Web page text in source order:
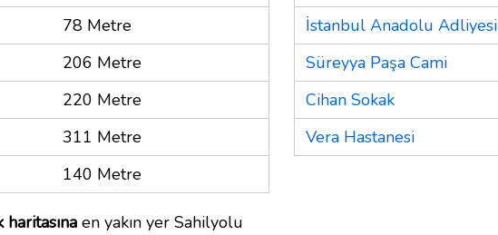
78 Metre
206 Metre
220 Metre
311 Metre
140 Metre
en yakın yer Sahilyolu
İstanbul Anadolu Adliyesi
Süreyya Paşa Cami
Cihan Sokak
Vera Hastanesi